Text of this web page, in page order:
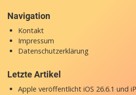
Navigation
Kontakt
Impressum
Datenschutzerklärung
Letzte Artikel
Apple veröffentlicht iOS 26.6.1 und